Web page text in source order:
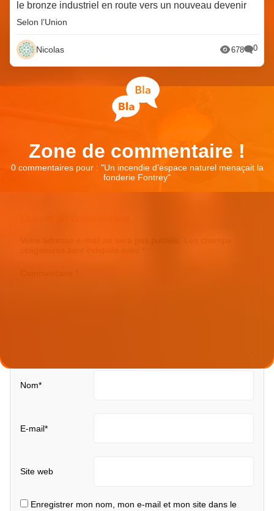
le bronze industriel en route vers un nouveau devenir
Selon l’Union
Nicolas 678 0
Zone de commentaire !
0 commentaires pour : "Un incendie d’espace naturel menaçait la
fonderie Fontrey"
Nom*
E-mail*
Site web
Enregistrer mon nom, mon e-mail et mon site dans le